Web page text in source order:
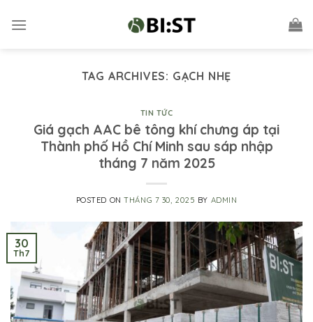
TAG ARCHIVES: GẠCH NHẸ
TIN TỨC
Giá gạch AAC bê tông khí chưng áp tại
Thành phố Hồ Chí Minh sau sáp nhập
tháng 7 năm 2025
POSTED ONTHÁNG 7 30, 2025 BY ADMIN
30
Th7